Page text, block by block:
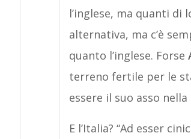
l’inglese, ma quanti di
alternativa, ma c’è
quanto l’inglese. Forse
terreno fertile per le
essere il suo asso nella
E l’Italia? “Ad esser